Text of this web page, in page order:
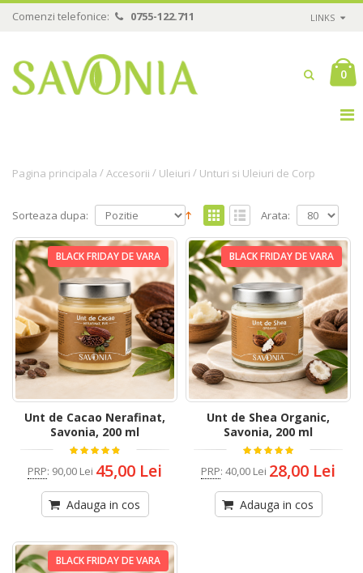
Comenzi telefonice: 0755-122.711 LINKS
0
Pagina principala /Accesorii / Uleiuri / Unturi si Uleiuri de Corp
Sorteaza dupa: Arata:
BLACK FRIDAY DE VARA
Unt de Cacao Nerafinat,
Savonia, 200 ml
PRP: 90,00 Lei 45,00 Lei
Adauga in cos
BLACK FRIDAY DE VARA
Unt de Shea Organic,
Savonia, 200 ml
PRP: 40,00 Lei 28,00 Lei
Adauga in cos
BLACK FRIDAY DE VARA